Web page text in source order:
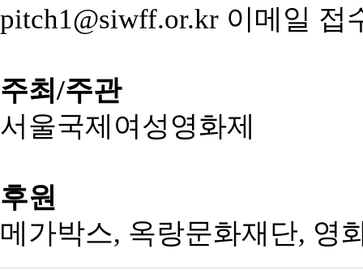
pitch1@siwff.or.kr 이메일 접
주최/주관
서울국제여성영화제
후원
메가박스, 옥랑문화재단, 영